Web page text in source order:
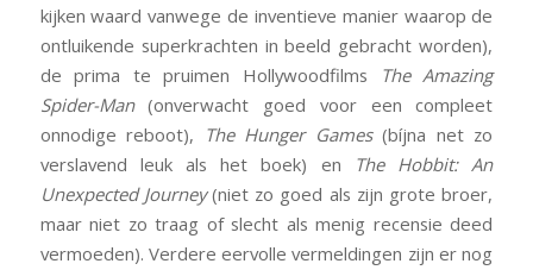
kijken waard vanwege de inventieve manier waarop de
ontluikende superkrachten in beeld gebracht worden),
de prima te pruimen Hollywoodfilms
The Amazing
Spider-Man(onverwacht goed voor een compleet
onnodige reboot), The Hunger Games(bíjna net zo
verslavend leuk als het boek) en
The Hobbit: An
Unexpected Journey(niet zo goed als zijn grote broer,
maar niet zo traag of slecht als menig recensie deed
vermoeden). Verdere eervolle vermeldingen zijn er nog